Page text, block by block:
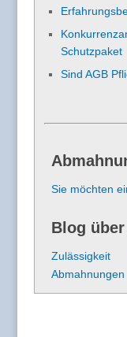
Schutzpaket
Sind AGB
Sie möchten
Blog
Abmahnungen